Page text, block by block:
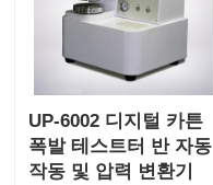
UP-6002 디지털 카튼
폭발 테스트터 반 자동
작동 및 압력 변환기